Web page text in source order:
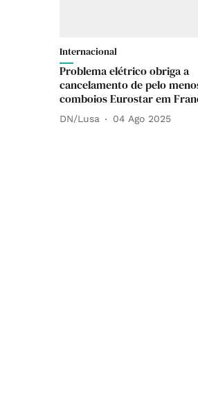
Internacional
Problema elétrico obriga a
cancelamento de pelo
comboios Eurostar em
DN/Lusa 04 Ago 2025